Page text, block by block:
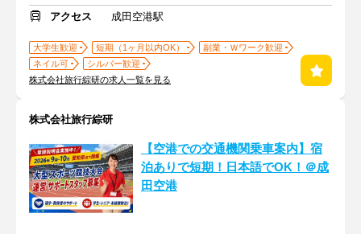
アクセス
成田空港駅
大学生歓迎 短期（1ヶ月以内OK）
副業・Ｗワーク歓迎
ネイル可
シルバー歓迎
株式会社旅行綜研の求人一覧を見る
株式会社旅行綜研
【空港での交通機関乗車案内】宿
泊ありで短期！日本語でOK！＠成
田空港